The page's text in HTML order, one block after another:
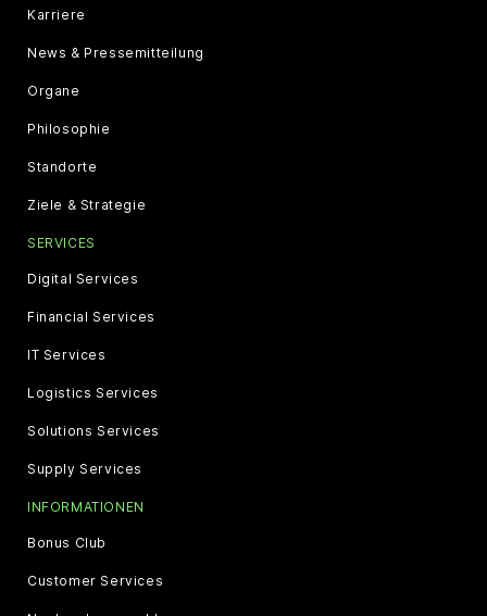
Karriere
News & Pressemitteilung
Organe
Philosophie
Standorte
Ziele & Strategie
SERVICES
Digital Services
Financial Services
IT Services
Logistics Services
Solutions Services
Supply Services
INFORMATIONEN
Bonus Club
Customer Services